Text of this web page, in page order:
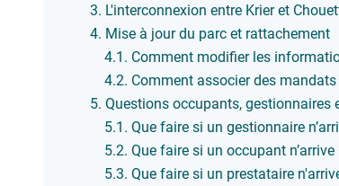
L'interconnexion entre Krier et
Mise à jour du parc et rattachement
Comment modifier les
Comment associer des
Questions occupants, gestionnaires
Que faire si un gestionnaire
Que faire si un occupant
Que faire si un prestataire